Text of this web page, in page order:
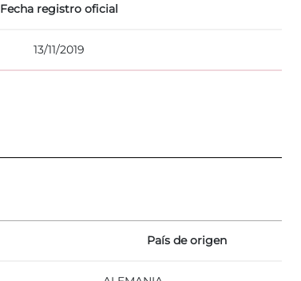
Fecha registro oficial
13/11/2019
País de origen